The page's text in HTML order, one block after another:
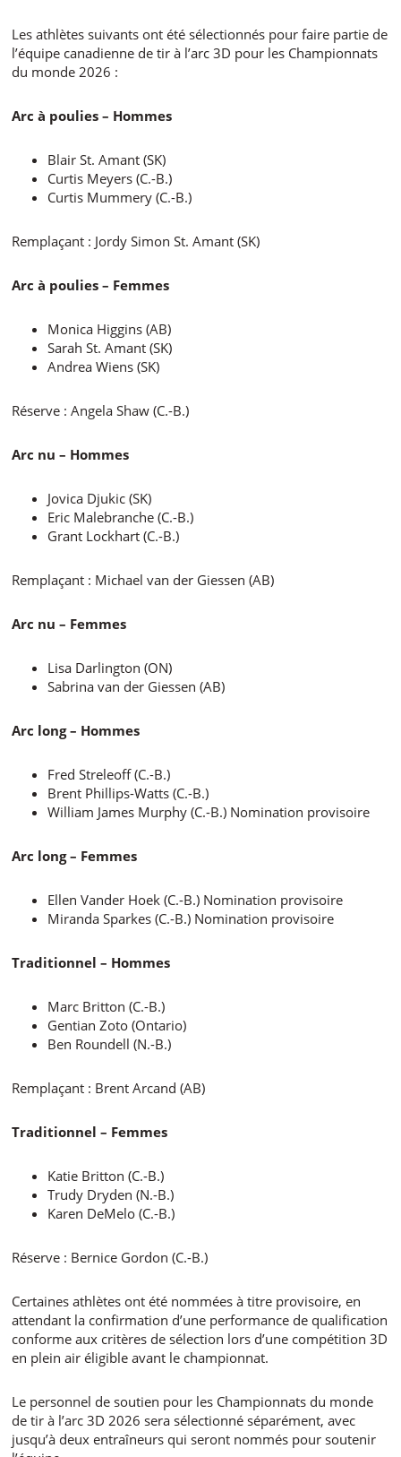
Les athlètes suivants ont été sélectionnés pour faire partie de
l’équipe canadienne de tir à l’arc 3D pour les Championnats
du monde 2026 :
Arc à poulies – Hommes
Blair St. Amant (SK)
Curtis Meyers (C.-B.)
Curtis Mummery (C.-B.)
Remplaçant : Jordy Simon St. Amant (SK)
Arc à poulies – Femmes
Monica Higgins (AB)
Sarah St. Amant (SK)
Andrea Wiens (SK)
Réserve : Angela Shaw (C.-B.)
Arc nu – Hommes
Jovica Djukic (SK)
Eric Malebranche (C.-B.)
Grant Lockhart (C.-B.)
Remplaçant : Michael van der Giessen (AB)
Arc nu – Femmes
Lisa Darlington (ON)
Sabrina van der Giessen (AB)
Arc long – Hommes
Fred Streleoff (C.-B.)
Brent Phillips-Watts (C.-B.)
William James Murphy (C.-B.) Nomination provisoire
Arc long – Femmes
Ellen Vander Hoek (C.-B.) Nomination provisoire
Miranda Sparkes (C.-B.) Nomination provisoire
Traditionnel – Hommes
Marc Britton (C.-B.)
Gentian Zoto (Ontario)
Ben Roundell (N.-B.)
Remplaçant : Brent Arcand (AB)
Traditionnel – Femmes
Katie Britton (C.-B.)
Trudy Dryden (N.-B.)
Karen DeMelo (C.-B.)
Réserve : Bernice Gordon (C.-B.)
Certaines athlètes ont été nommées à titre provisoire, en
attendant la confirmation d’une performance de qualification
conforme aux critères de sélection lors d’une compétition 3D
en plein air éligible avant le championnat.
Le personnel de soutien pour les Championnats du monde
de tir à l’arc 3D 2026 sera sélectionné séparément, avec
jusqu’à deux entraîneurs qui seront nommés pour soutenir